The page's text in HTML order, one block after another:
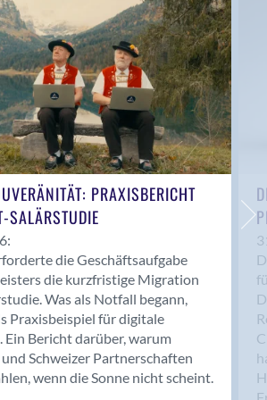
PRAXISBERICHT
SALÄRSTUDIE
die Geschäftsaufgabe
die kurzfristige Migration
Was als Notfall begann,
Praxisbeispiel für digitale
Ein Bericht darüber, warum
Schweizer Partnerschaften
wenn die Sonne nicht scheint.